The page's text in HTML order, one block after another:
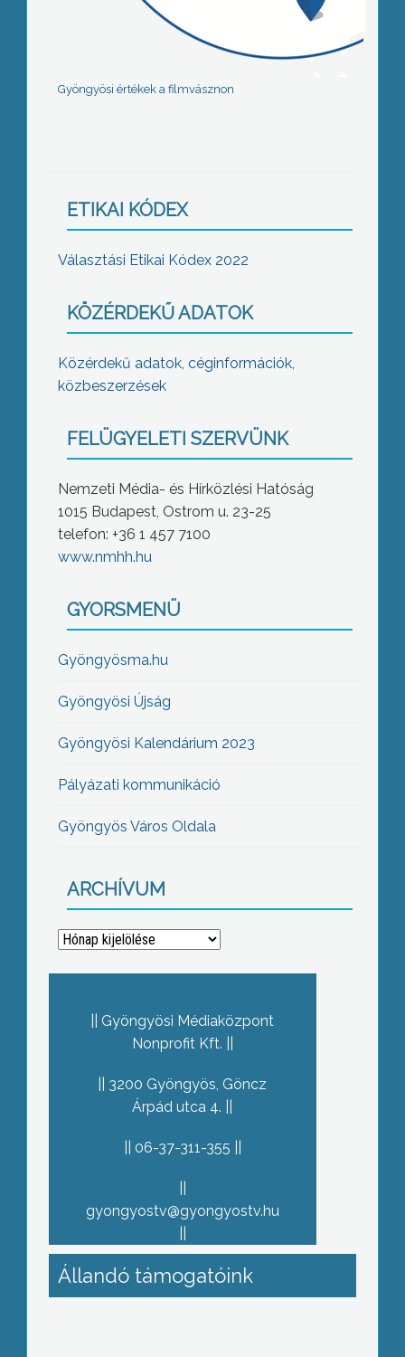
Gyöngyösi értékek a filmvásznon
ETIKAI KÓDEX
Választási Etikai Kódex 2022
KÖZÉRDEKŰ ADATOK
Közérdekű adatok, céginformációk,
közbeszerzések
FELÜGYELETI SZERVÜNK
Nemzeti Média- és Hírközlési Hatóság
1015 Budapest, Ostrom u. 23-25
telefon: +36 1 457 7100
www.nmhh.hu
GYORSMENÜ
Gyöngyösma.hu
Gyöngyösi Újság
Gyöngyösi Kalendárium 2023
Pályázati kommunikáció
Gyöngyös Város Oldala
ARCHÍVUM
Archívum
Gyöngyösi Médiaközpont
Nonprofit Kft.
3200 Gyöngyös, Göncz
Árpád utca 4.
06-37-311-355
gyongyostv@gyongyostv.hu
Állandó támogatóink